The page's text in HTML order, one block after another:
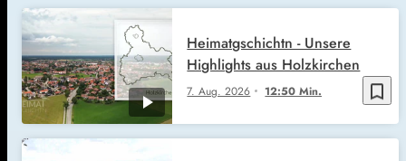
bookmark_border
7. Aug. 2026 12:50 Min.
Heimatgschichtn - Unsere
Highlights aus Holzkirchen